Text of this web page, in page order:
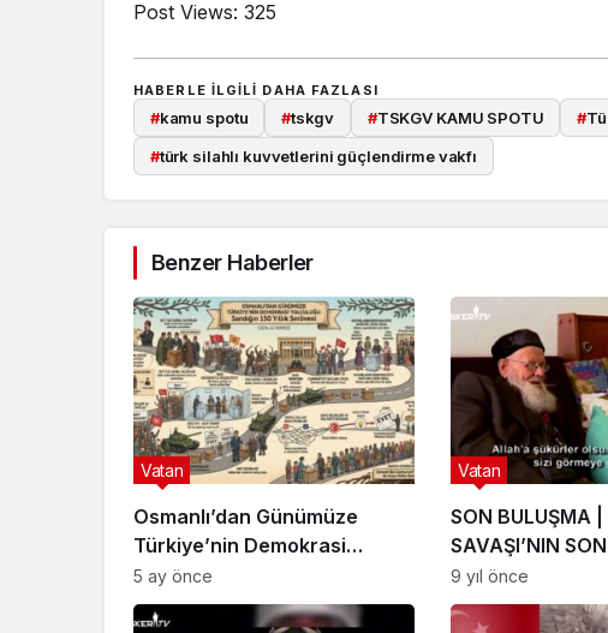
Post Views: 325
HABERLE ILGILI DAHA FAZLASI
#kamu spotu #tskgv #TSKGV KAMU SPOTU #
#türk silahlı kuvvetlerini güçlendirme vakfı
Benzer Haberler
Osmanlı’dan Günümüze
Türkiye’nin Demokrasi
Yolculuğu: Sandığın 150 Yıllık
Serüveni
Vatan
5 ay önce
SON BULUŞMA |
SAVAŞI’NIN
Vatan
9 yıl önce